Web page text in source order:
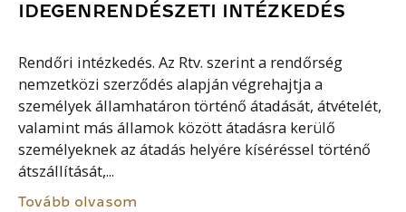
IDEGENRENDÉSZETI INTÉZKEDÉS
Rendőri intézkedés. Az Rtv. szerint a rendőrség
nemzetközi szerződés alapján végrehajtja a
személyek államhatáron történő átadását, átvételét,
valamint más államok között átadásra kerülő
személyeknek az átadás helyére kíséréssel történő
átszállítását,...
Tovább olvasom